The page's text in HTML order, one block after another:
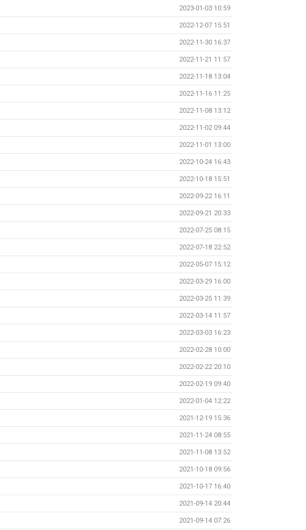
2023-01-03 10:59
2022-12-07 15:51
2022-11-30 16:37
2022-11-21 11:57
2022-11-18 13:04
2022-11-16 11:25
2022-11-08 13:12
2022-11-02 09:44
2022-11-01 13:00
2022-10-24 16:43
2022-10-18 15:51
2022-09-22 16:11
2022-09-21 20:33
2022-07-25 08:15
2022-07-18 22:52
2022-05-07 15:12
2022-03-29 16:00
2022-03-25 11:39
2022-03-14 11:57
2022-03-03 16:23
2022-02-28 10:00
2022-02-22 20:10
2022-02-19 09:40
2022-01-04 12:22
2021-12-19 15:36
2021-11-24 08:55
2021-11-08 13:52
2021-10-18 09:56
2021-10-17 16:40
2021-09-14 20:44
2021-09-14 07:26